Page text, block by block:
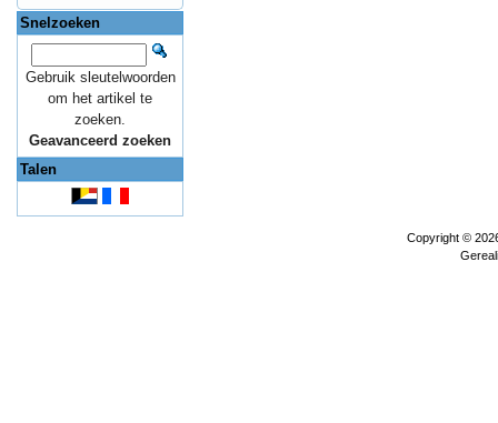
Snelzoeken
Gebruik sleutelwoorden
om het artikel te
zoeken.
Geavanceerd zoeken
Talen
Copyright ©